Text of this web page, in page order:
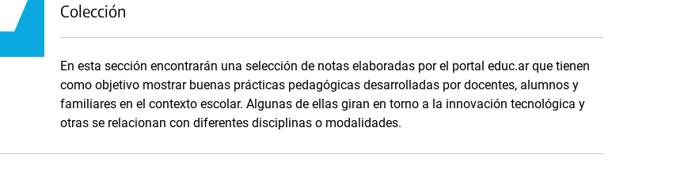
Colección
En esta sección encontrarán una selección de notas elaboradas por el portal educ.ar que tienen
como objetivo mostrar buenas prácticas pedagógicas desarrolladas por docentes, alumnos y
familiares en el contexto escolar. Algunas de ellas giran en torno a la innovación tecnológica y
otras se relacionan con diferentes disciplinas o modalidades.